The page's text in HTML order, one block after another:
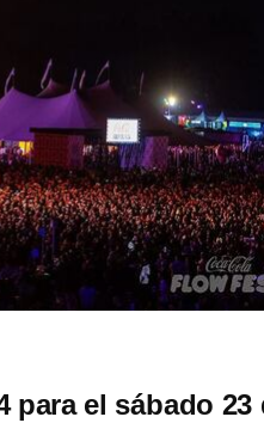
para el sábado 23